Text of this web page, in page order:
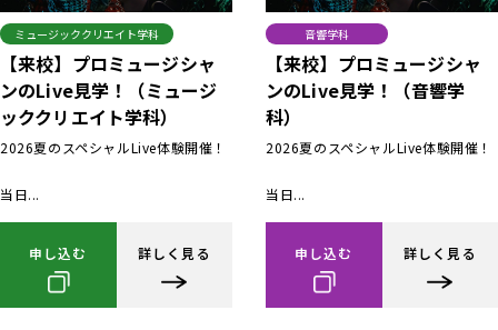
ミュージッククリエイト学科
【来校】プロミュージシャ
ンのLive見学！（ミュージ
ッククリエイト学科）
2026夏のスペシャルLive体験開催！
当日...
申し込む 詳しく見る
音響学科
【来校】プロミュージシャ
ンのLive見学！（音響学
科）
2026夏のスペシャルLive体験開催！
当日...
申し込む 詳しく見る